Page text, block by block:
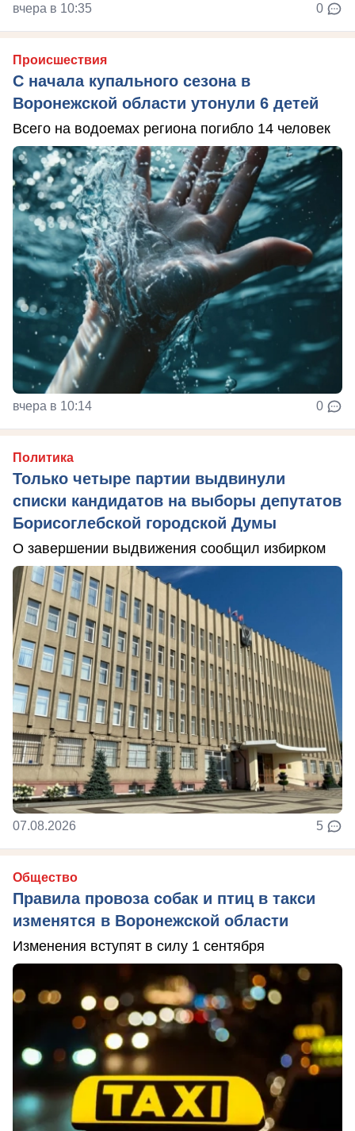
вчера в 10:35 0
Происшествия
С начала купального сезона в
Воронежской области утонули 6 детей
Всего на водоемах региона погибло 14 человек
вчера в 10:14 0
Политика
Только четыре партии выдвинули
списки кандидатов на выборы депутатов
Борисоглебской городской Думы
О завершении выдвижения сообщил избирком
07.08.2026 5
Общество
Правила провоза собак и птиц в такси
изменятся в Воронежской области
Изменения вступят в силу 1 сентября